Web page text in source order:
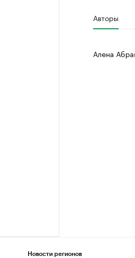
Авторы
Алена
Новости регионов